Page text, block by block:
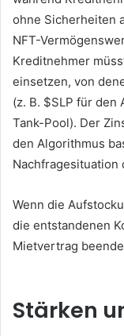
ohne Sicherheiten
NFT-
Kreditnehmer
einsetzen, von
(z. B. $SLP für den
Tank-Pool). Der
den Algorithmus
Nachfragesituation
Wenn die
die entstandenen
Mietvertrag
Stärken